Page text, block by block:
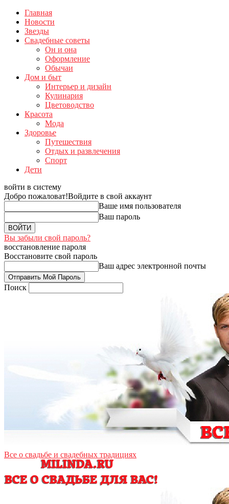
Главная
Новости
Звезды
Свадебные советы
Он и она
Оформление
Обычаи
Дом и быт
Интерьер и дизайн
Кулинария
Цветоводство
Красота
Мода
Здоровье
Путешествия
Отдых и развлечения
Спорт
Дети
войти в систему
Добро пожаловат!Войдите в свой аккаунт
Ваше имя пользователя
Ваш пароль
Вы забыли свой пароль?
восстановление пароля
Восстановите свой пароль
Ваш адрес электронной почты
Поиск
Все о свадьбе и свадебных традициях